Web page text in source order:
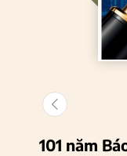
101 năm